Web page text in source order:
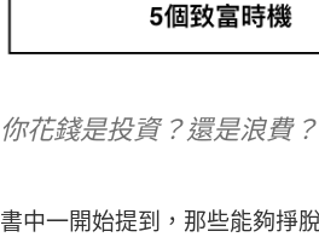
你花錢是投資？還是浪費？
書中一開始提到，那些能夠掙